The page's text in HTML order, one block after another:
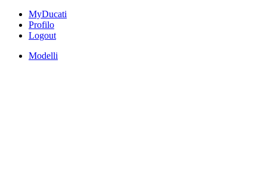
MyDucati
Profilo
Logout
Modelli